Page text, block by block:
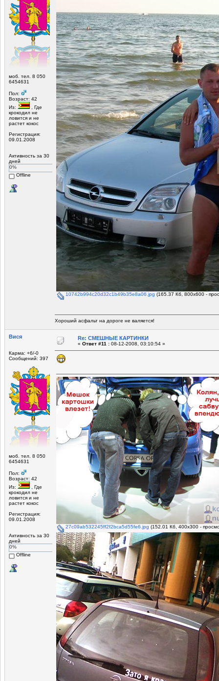
моб. тел. 8 050
6454631
Пол:
Возраст: 42
Из:
, Где
крокодил не
ловится и не
растет кокос
Регистрация:
09.01.2008
Активность за 30
дней
0%
Offline
10742b994c20d32c1b49b35e8a06.jpg (165.37 Кб, 800x600 -
Хороший асфальт на дороге не валяется!
Вися
Карма: +6/-0
Сообщений: 397
моб. тел. 8 050
6454631
Пол:
Возраст: 42
Из:
, Где
крокодил не
ловится и не
растет кокос
Регистрация:
09.01.2008
Активность за 30
дней
0%
Offline
Re: СМЕШНЫЕ КАРТИНКИ
« Ответ #11 : 08-12-2008, 03:10:54 »
27c09ab532245ff2f2bca5d55fe6.jpg (152.01 Кб, 400x300 -